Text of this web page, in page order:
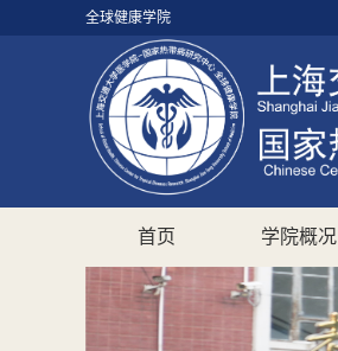
全球健康学院
首页 学院概况